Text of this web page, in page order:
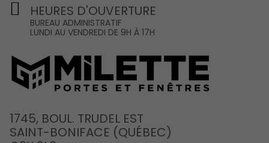
HEURES D'OUVERTURE
BUREAU ADMINISTRATIF
LUNDI AU VENDREDI DE 9H À 17H
1745, BOUL. TRUDEL EST
SAINT-BONIFACE (QUÉBEC)